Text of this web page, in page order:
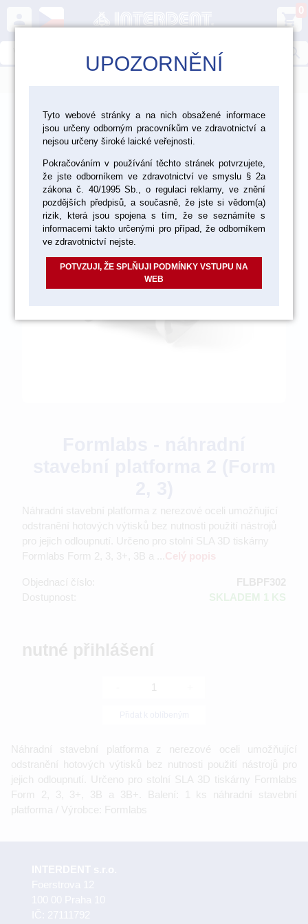
person shopping_cart
0
> CAD/CAM > 3D tisk > Formlabs > Form 3
Příslušenství Form 3
Náhradní stavební platforma z nerezové oceli umožňující
odstranění hotových výtisků bez nutnosti použití nástrojů
pro jejich odloupnutí. Určeno pro stolní SLA 3D tiskárny
Formlabs Form 2, 3, 3+, 3B a ...
Objednací číslo:
FLBPF302
Dostupnost:
SKLADEM 1 KS
nutné přihlášení
Náhradní stavební platforma z nerezové oceli umožňující
odstranění hotových výtisků bez nutnosti použití nástrojů pro
jejich odloupnutí. Určeno pro stolní SLA 3D tiskárny Formlabs
Form 2, 3, 3+, 3B a 3B+. Balení: 1 ks náhradní stavební
platforma / Výrobce: Formlabs
UPOZORNĚNÍ
Tyto webové stránky a na nich obsažené informace
jsou určeny odborným pracovníkům ve zdravotnictví a
nejsou určeny široké laické veřejnosti.
Pokračováním v používání těchto stránek potvrzujete,
že jste odborníkem ve zdravotnictví ve smyslu § 2a
zákona č. 40/1995 Sb., o regulaci reklamy, ve znění
pozdějších předpisů, a současně, že jste si vědom(a)
rizik, která jsou spojena s tím, že se seznámíte s
informacemi takto určenými pro případ, že odborníkem
ve zdravotnictví nejste.
POTVZUJI, ŽE SPLŇUJI PODMÍNKY VSTUPU NA
WEB